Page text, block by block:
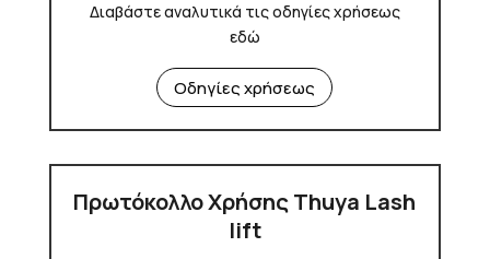
Διαβάστε αναλυτικά τις οδηγίες χρήσεως
εδώ
Οδηγίες χρήσεως
Πρωτόκολλο Χρήσης Thuya Lash
lift